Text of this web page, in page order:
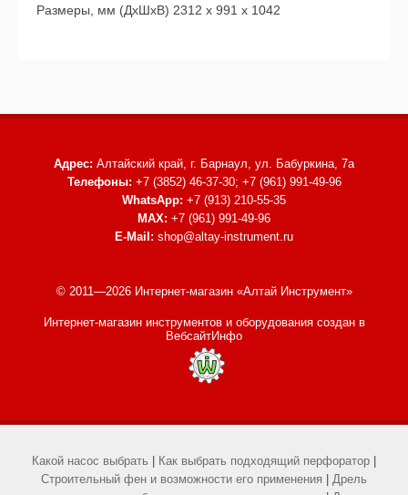
Размеры, мм (ДхШхВ) 2312 x 991 x 1042
Адрес: Алтайский край, г. Барнаул, ул. Бабуркина, 7а
Телефоны: +7 (3852) 46-37-30; +7 (961) 991-49-96
WhatsApp: +7 (913) 210-55-35
MAX: +7 (961) 991-49-96
E-Mail: shop@altay-instrument.ru
© 2011—2026 Интернет-магазин «Алтай Инструмент»
Интернет-магазин инструментов и оборудованиясоздан в
ВебсайтИнфо
Какой насос выбрать Как выбрать подходящий перфоратор
Строительный фен и возможности его применения
Дрель